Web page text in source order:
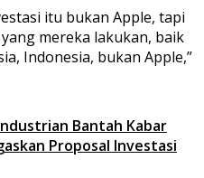
itu bukan Apple, tapi
mereka lakukan, baik
Indonesia, bukan Apple,”
Bantah Kabar
Proposal Investasi